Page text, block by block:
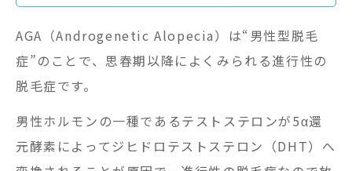
AGA（Androgenetic Alopecia）は“男性型脱毛
症”のことで、思春期以降によくみられる進行性の
脱毛症です。
男性ホルモンの一種であるテストステロンが5α還
元酵素によってジヒドロテストステロン（DHT）へ